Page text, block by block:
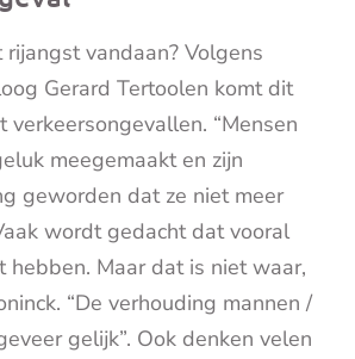
vandaan? Volgens
Gerard Tertoolen komt dit
verkeersongevallen. “Mensen
meegemaakt en zijn
geworden dat ze niet meer
wordt gedacht dat vooral
hebben. Maar dat is niet waar,
“De verhouding mannen /
gelijk”. Ook denken velen